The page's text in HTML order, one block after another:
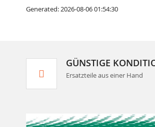
Generated: 2026-08-06 01:54:30
GÜNSTIGE
Ersatzteile aus einer Hand